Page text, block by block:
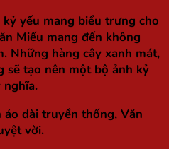
yếu mang biểu trưng cho
Miếu mang đến không
Những hàng cây xanh mát,
sẽ tạo nên một bộ ảnh kỷ
nghĩa.
áo dài truyền thống, Văn
vời.